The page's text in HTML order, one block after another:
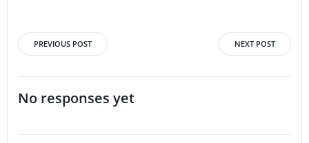
Beitragsnavigation
PREVIOUS POST NEXT POST
No responses yet